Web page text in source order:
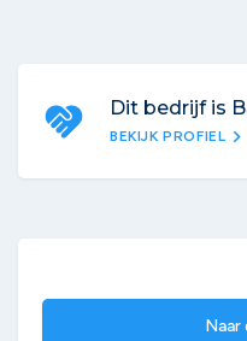
Dit bedrijf is
BEKIJK PROFIEL chevron_right
Naar